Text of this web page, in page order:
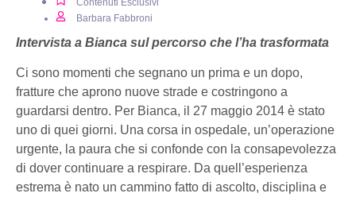
Contenuti Esclusivi
Barbara Fabbroni
Intervista a Bianca sul percorso che l’ha trasformata
Ci sono momenti che segnano un prima e un dopo,
fratture che aprono nuove strade e costringono a
guardarsi dentro. Per Bianca, il 27 maggio 2014 è stato
uno di quei giorni. Una corsa in ospedale, un’operazione
urgente, la paura che si confonde con la consapevolezza
di dover continuare a respirare. Da quell’esperienza
estrema è nato un cammino fatto di ascolto, disciplina e